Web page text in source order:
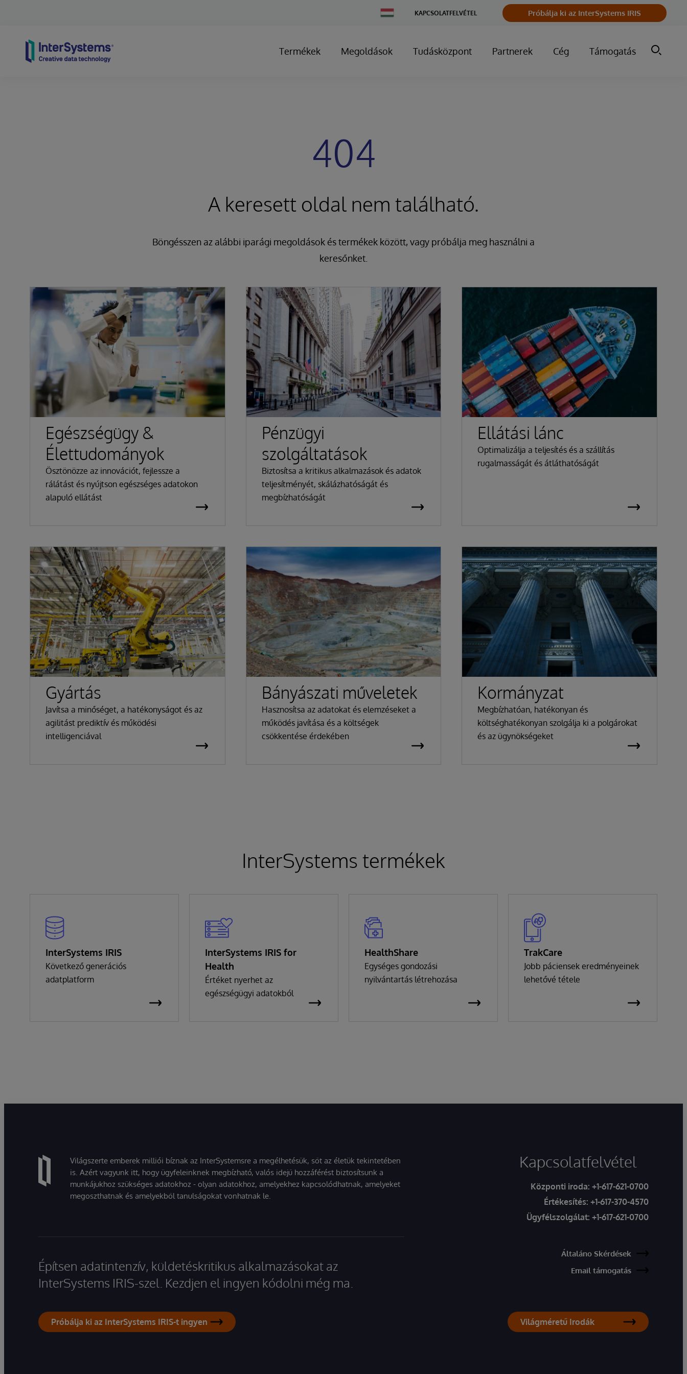
Change
Country
KAPCSOLATFELVÉTEL Próbálja ki az InterSystems IRIS
Termékek Megoldások Tudásközpont Partnerek Cég Támogatás
404
A keresett oldal nem található.
Böngésszen az alábbi iparági megoldások és termékek között, vagy próbálja meg használni a
keresőnket.
Egészségügy &
Élettudományok
Ösztönözze az innovációt, fejlessze a
rálátást és nyújtson egészséges adatokon
alapuló ellátást
Pénzügyi
szolgáltatások
Biztosítsa a kritikus alkalmazások és adatok
teljesítményét, skálázhatóságát és
megbízhatóságát
Ellátási lánc
Optimalizálja a teljesítés és a szállítás
rugalmasságát és átláthatóságát
Gyártás
Javítsa a minőséget, a hatékonyságot és az
agilitást prediktív és működési
intelligenciával
Bányászati műveletek
Hasznosítsa az adatokat és elemzéseket a
működés javítása és a költségek
csökkentése érdekében
Kormányzat
Megbízhatóan, hatékonyan és
költséghatékonyan szolgálja ki a polgárokat
és az ügynökségeket
InterSystems termékek
InterSystems IRIS
Következő generációs
adatplatform
InterSystems IRIS for
Health
Értéket nyerhet az
egészségügyi adatokból
HealthShare
Egységes gondozási
nyilvántartás létrehozása
TrakCare
Jobb páciensek eredményeinek
lehetővé tétele
Világszerte emberek milliói bíznak az InterSystemsre a megélhetésük, sőt az életük tekintetében
is. Azért vagyunk itt, hogy ügyfeleinknek megbízható, valós idejű hozzáférést biztosítsunk a
munkájukhoz szükséges adatokhoz - olyan adatokhoz, amelyekhez kapcsolódhatnak, amelyeket
megoszthatnak és amelyekből tanulságokat vonhatnak le.
Építsen adatintenzív, küldetéskritikus alkalmazásokat az
InterSystems IRIS-szel. Kezdjen el ingyen kódolni még ma.
Próbálja ki az InterSystems IRIS-t ingyen
Kapcsolatfelvétel
Központi iroda: +1-617-621-0700
Értékesítés: +1-617-370-4570
Ügyfélszolgálat: +1-617-621-0700
Általáno Skérdések
Email támogatás
Világméretű Irodák